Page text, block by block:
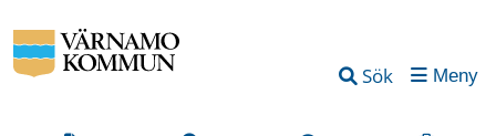
Sök Meny
Vad
kan